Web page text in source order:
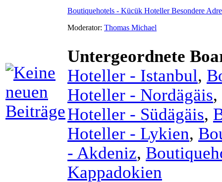
Boutiquehotels - Kücük Hoteller Besondere
Moderator: Thomas Michael
Untergeordnete
Hoteller - Istanbul,
Hoteller - Nordägäis,
Hoteller - Südägäis,
Hoteller - Lykien,
- Akdeniz,
Kappadokien